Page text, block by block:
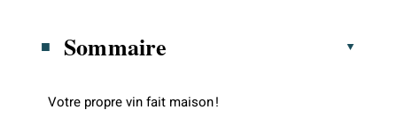
Sommaire
Votre propre vin fait maison !